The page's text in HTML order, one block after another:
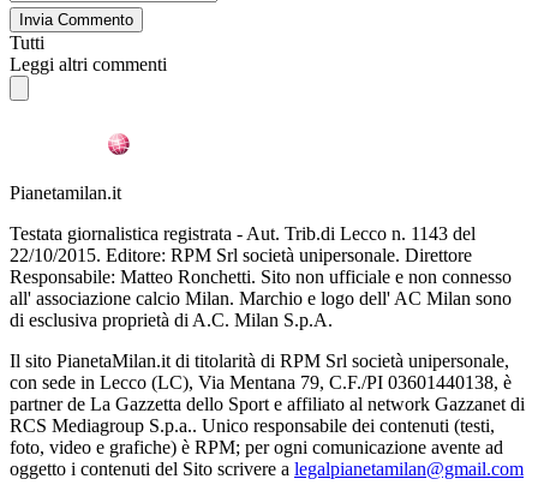
Invia Commento
Tutti
Leggi altri commenti
Pianetamilan.it
Testata giornalistica registrata - Aut. Trib.di Lecco n. 1143 del
22/10/2015. Editore: RPM Srl società unipersonale. Direttore
Responsabile: Matteo Ronchetti. Sito non ufficiale e non connesso
all' associazione calcio Milan. Marchio e logo dell' AC Milan sono
di esclusiva proprietà di A.C. Milan S.p.A.
Il sito PianetaMilan.it di titolarità di RPM Srl società unipersonale,
con sede in Lecco (LC), Via Mentana 79, C.F./PI 03601440138, è
partner de La Gazzetta dello Sport e affiliato al network Gazzanet di
RCS Mediagroup S.p.a.. Unico responsabile dei contenuti (testi,
foto, video e grafiche) è RPM; per ogni comunicazione avente ad
oggetto i contenuti del Sito scrivere a legalpianetamilan@gmail.com